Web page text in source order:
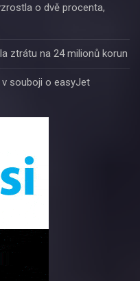
o dvě procenta,
ztrátu na 24 milionů korun
souboji o easyJet